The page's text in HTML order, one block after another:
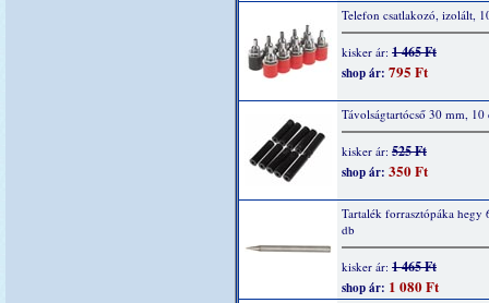
Telefon csatlakozó, izolált,
kisker ár: 1 465 Ft
shop ár: 795 Ft
Távolságtartócső 30 mm, 10
kisker ár: 525 Ft
shop ár: 350 Ft
Tartalék forrasztópáka hegy
db
kisker ár: 1 465 Ft
shop ár: 1 080 Ft